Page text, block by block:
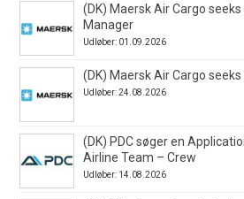
(DK) Maersk Air Cargo
Manager
Udløber: 01.09.2026
(DK) Maersk Air Cargo
Udløber: 24.08.2026
(DK) PDC søger en
Airline Team – Crew
Udløber: 14.08.2026